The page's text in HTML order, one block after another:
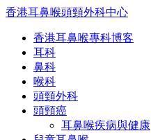
香港耳鼻喉頭頸外科中心
香港耳鼻喉專科博客
耳科
鼻科
喉科
頭頸外科
頭頸癌
耳鼻喉疾病與健康